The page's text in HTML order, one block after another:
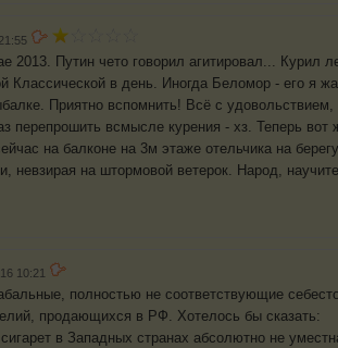
2013. Путин чето говорил агитировал... Курил
Классической в день. Иногда Беломор - его я
Приятно вспомнить! Всё с
перепрошить всмысле курения - хз. Теперь
на балконе на 3м этаже отельчика на
невзирая на штормовой ветерок. Народ,
10:21
полностью не соответствующие
изделий, продающихся в РФ.
в Западных странах абсолютно не